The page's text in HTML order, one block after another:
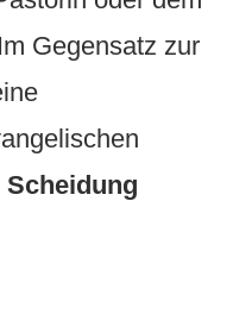
Gegensatz zur